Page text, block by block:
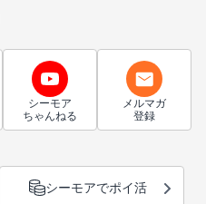
シーモア
ちゃんねる
メルマガ
登録
シーモアでポイ活